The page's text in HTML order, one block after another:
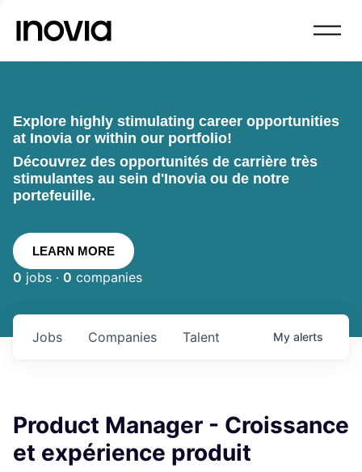
Explore highly stimulating career opportunities
at Inovia or within our portfolio!
Découvrez des opportunités de carrière très
stimulantes au sein d'Inovia ou de notre
portefeuille.
LEARN MORE
0 jobs · 0 companies
Jobs Companies Talent My alerts
Product Manager - Croissance
et expérience produit